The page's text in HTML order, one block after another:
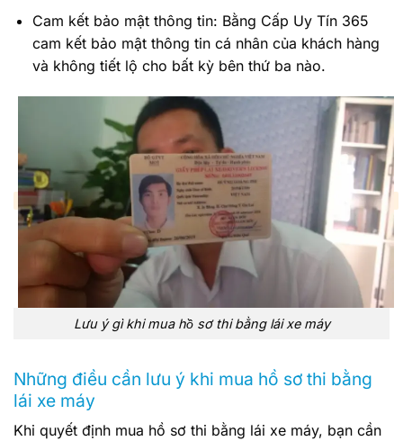
Cam kết bảo mật thông tin: Bằng Cấp Uy Tín 365
cam kết bảo mật thông tin cá nhân của khách hàng
và không tiết lộ cho bất kỳ bên thứ ba nào.
Lưu ý gì khi mua hồ sơ thi bằng lái xe máy
Những điều cần lưu ý khi mua hồ sơ thi bằng
lái xe máy
Khi quyết định mua hồ sơ thi bằng lái xe máy, bạn cần